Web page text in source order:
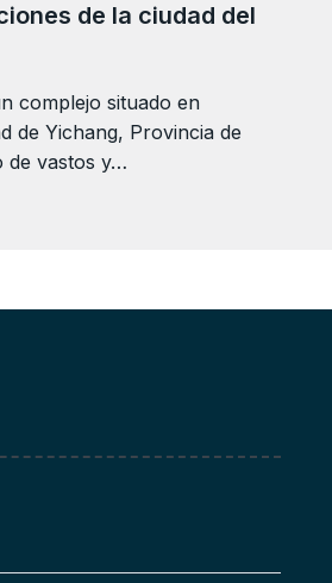
de la ciudad del
complejo situado en
de Yichang, Provincia de
de vastos y…